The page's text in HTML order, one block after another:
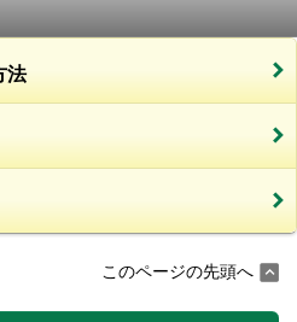
法
このページの先頭へ